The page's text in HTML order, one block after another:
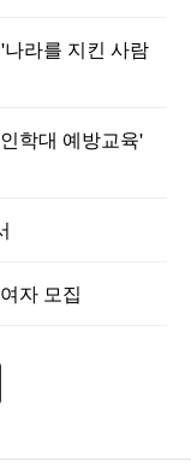
라를 지킨 사람
학대 예방교육'
자 모집